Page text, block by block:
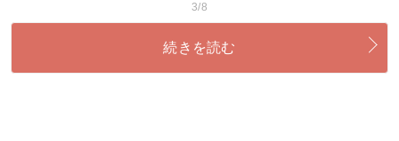
3/8
続きを読む